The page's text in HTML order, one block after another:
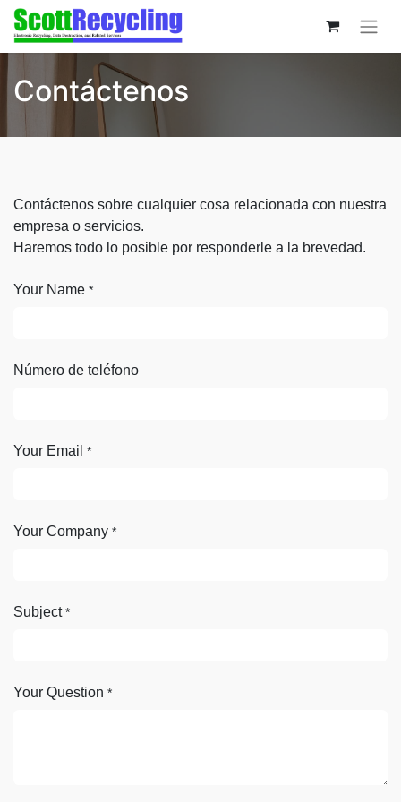
Contáctenos
Contáctenos sobre cualquier cosa relacionada con nuestra
empresa o servicios.
Haremos todo lo posible por responderle a la brevedad.
Your Name *
Número de teléfono
Your Email *
Your Company *
Subject*
Your Question *